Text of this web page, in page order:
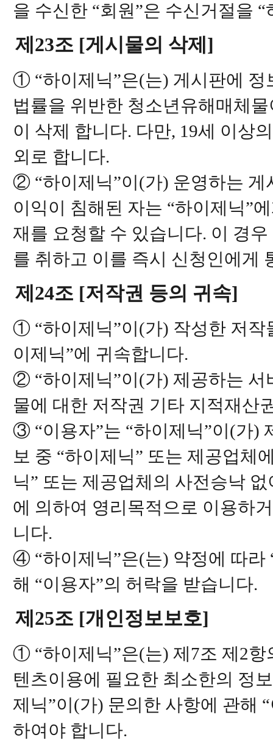
을 수신한 “회원”은 수신거절을
제23조 [게시물의 삭제]
① “하이제닉”은(는) 게시판에 정
법률을 위반한 청소년유해매체
이 삭제 합니다. 다만, 19세 이상
외로 합니다.
② “하이제닉”이(가) 운영하는 게
이익이 침해된 자는 “하이제닉”
재를 요청할 수 있습니다. 이 경
를 취하고 이를 즉시 신청인에게
제24조 [저작권 등의 귀속]
① “하이제닉”이(가) 작성한 저작
이제닉”에 귀속합니다.
② “하이제닉”이(가) 제공하는 서
물에 대한 저작권 기타 지적재산
③ “이용자”는 “하이제닉”이(가)
보 중 “하이제닉” 또는 제공업체
닉” 또는 제공업체의 사전승낙
에 의하여 영리목적으로 이용하
니다.
④ “하이제닉”은(는) 약정에 따라
해 “이용자”의 허락을 받습니다.
제25조 [개인정보보호]
① “하이제닉”은(는) 제7조 제2항
텐츠이용에 필요한 최소한의 정
제닉”이(가) 문의한 사항에 관해
하여야 합니다.